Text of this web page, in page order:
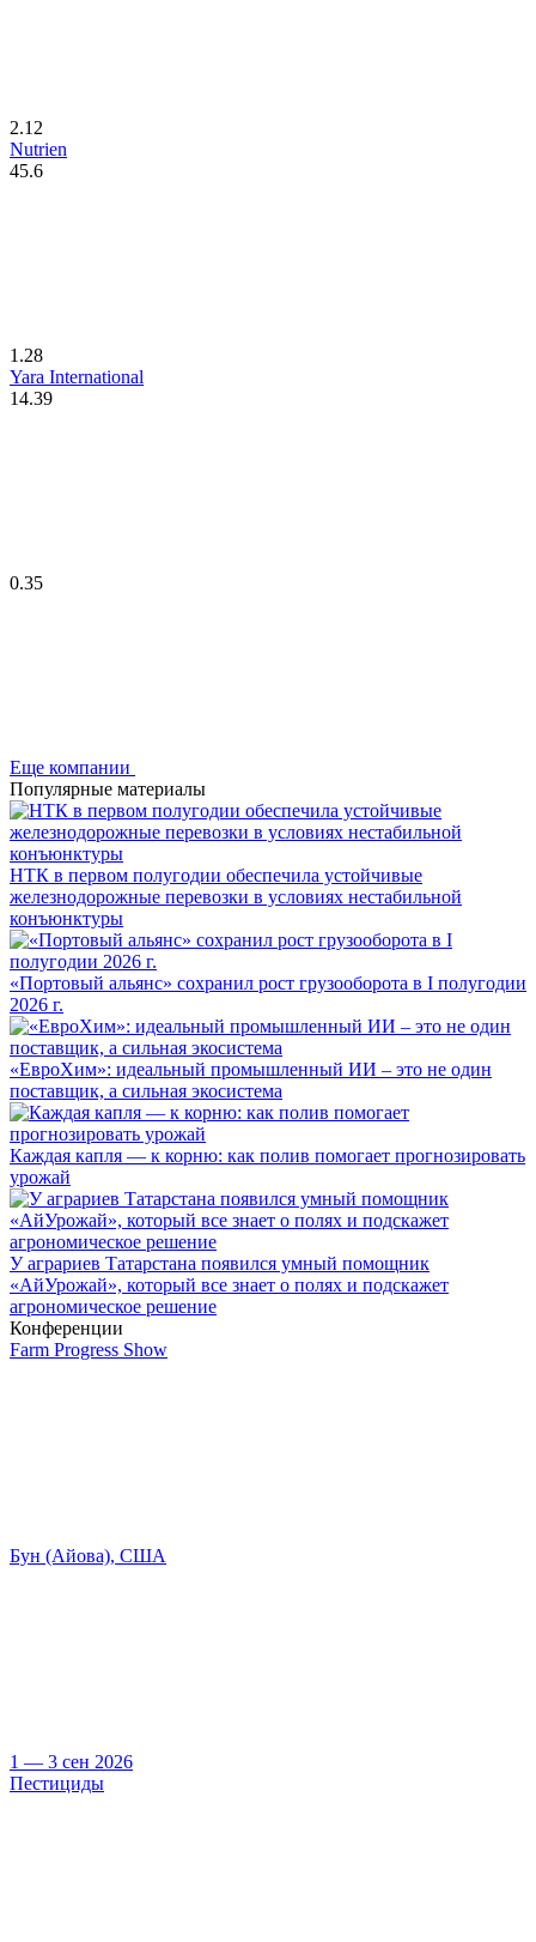
2.12
Nutrien
45.6
1.28
Yara International
14.39
0.35
Еще компании
Популярные материалы
НТК в первом полугодии обеспечила устойчивые
железнодорожные перевозки в условиях нестабильной
конъюнктуры
«Портовый альянс» сохранил рост грузооборота в I полугодии
2026 г.
«ЕвроХим»: идеальный промышленный ИИ – это не один
поставщик, а сильная экосистема
Каждая капля — к корню: как полив помогает прогнозировать
урожай
У аграриев Татарстана появился умный помощник
«АйУрожай», который все знает о полях и подскажет
агрономическое решение
Конференции
Farm Progress Show
Бун (Айова), США
1 — 3 сен 2026
Пестициды